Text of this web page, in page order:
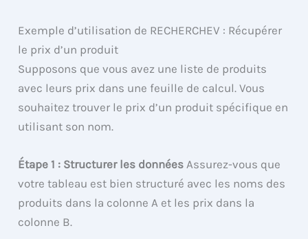
Exemple d’utilisation de RECHERCHEV : Récupérer
le prix d’un produit
Supposons que vous avez une liste de produits
avec leurs prix dans une feuille de calcul. Vous
souhaitez trouver le prix d’un produit spécifique en
utilisant son nom.
Étape 1 : Structurer les données Assurez-vous que
votre tableau est bien structuré avec les noms des
produits dans la colonne A et les prix dans la
colonne B.